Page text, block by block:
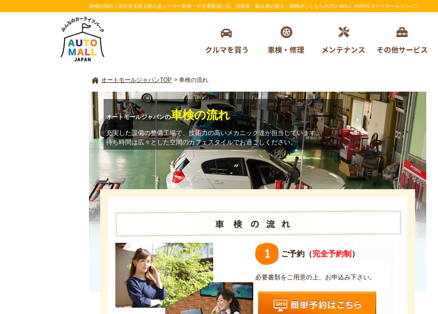
車検の流れ｜高松市太田上町の全メーカー新車・中古車取扱い店。国産車・輸入車の購入・車検のことならAUTO MALL JAPAN オートモールジャパン
オートモールジャパンTOP > 車検の流れ
オートモールジャパンの車検の流れ
充実した設備の整備工場で、技術力の高いメカニック達が担当しています。
待ち時間は広々とした空間のカフェスタイルでお過ごしください。
ご予約（完全予約制 ）
必要書類をご用意の上、お申込み下さい。